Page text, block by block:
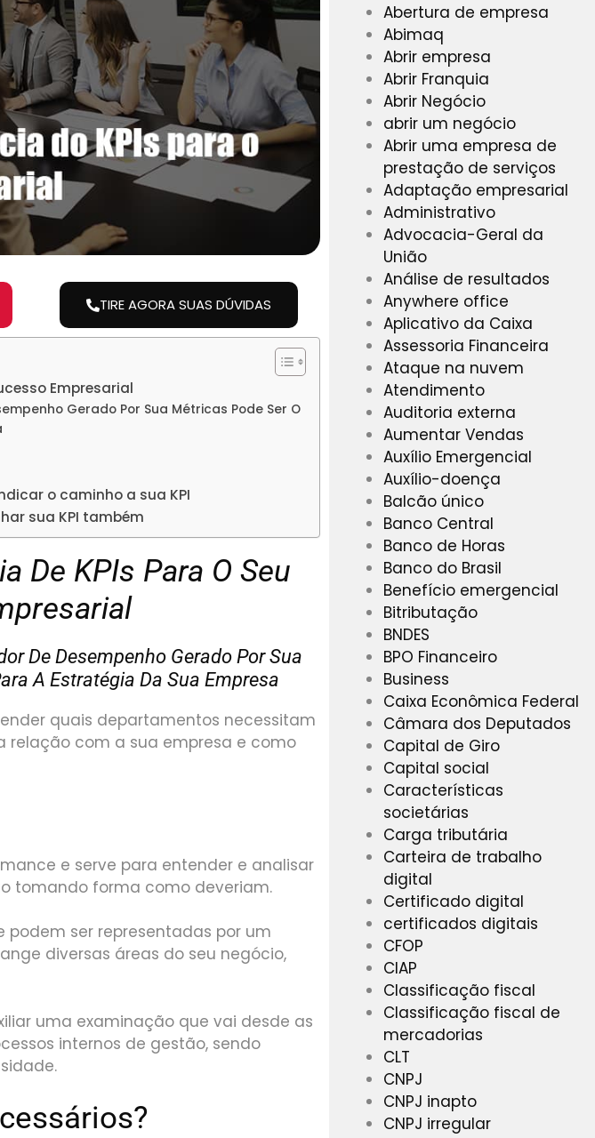
TIRE AGORA SUAS DÚVIDAS
Empresarial
Gerado Por Sua Métricas Pode Ser O
o caminho a sua KPI
sua KPI também
De KPIs Para O Seu
De Desempenho Gerado Por Sua
A Estratégia Da Sua Empresa
quais departamentos necessitam
relação com a sua empresa e como
e serve para entender e analisar
tomando forma como deveriam.
podem ser representadas por um
diversas áreas do seu negócio,
uma examinação que vai desde as
internos de gestão, sendo
Abertura de empresa
Abimaq
Abrir empresa
Abrir Franquia
Abrir Negócio
abrir um negócio
Abrir uma empresa de
prestação de serviços
Adaptação empresarial
Administrativo
Advocacia-Geral da
União
Análise de resultados
Anywhere office
Aplicativo da Caixa
Assessoria Financeira
Ataque na nuvem
Atendimento
Auditoria externa
Aumentar Vendas
Auxílio Emergencial
Auxílio-doença
Balcão único
Banco Central
Banco de Horas
Banco do Brasil
Benefício emergencial
Bitributação
BNDES
BPO Financeiro
Business
Caixa Econômica Federal
Câmara dos Deputados
Capital de Giro
Capital social
Características
societárias
Carga tributária
Carteira de trabalho
digital
Certificado digital
certificados digitais
CFOP
CIAP
Classificação fiscal
Classificação fiscal de
mercadorias
CLT
CNPJ
CNPJ inapto
CNPJ irregular